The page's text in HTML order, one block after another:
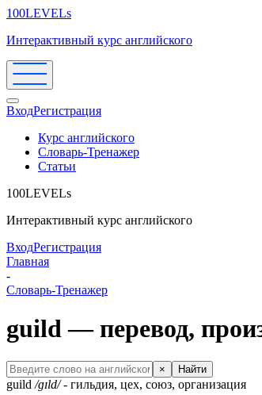
100LEVELs
Интерактивный курс английского
ВходРегистрация
Курс английского
Словарь-Тренажер
Статьи
100LEVELs
Интерактивный курс английского
ВходРегистрация
Главная
-
Словарь-Тренажер
guild — перевод,
× Найти
guild /ɡɪld/- гильдия, цех, союз, организация